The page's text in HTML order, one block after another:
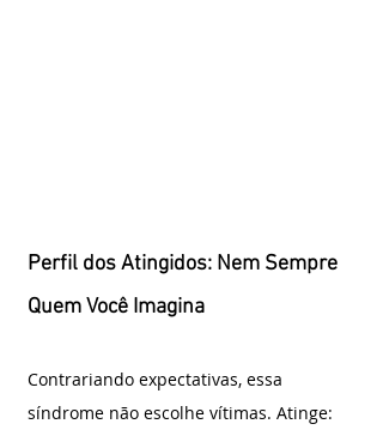
Perfil dos Atingidos: Nem Sempre
Quem Você Imagina
Contrariando expectativas, essa
síndrome não escolhe vítimas. Atinge: